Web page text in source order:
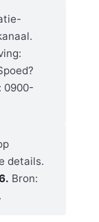
0900-
details.
Bron: